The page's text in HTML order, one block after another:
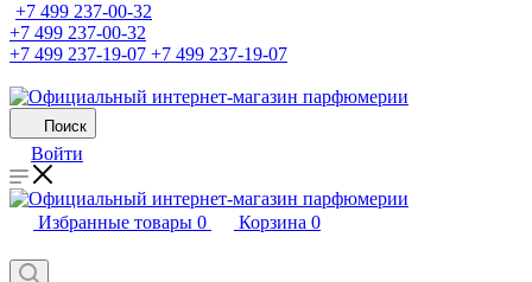
+7 499 237-00-32
+7 499 237-00-32
+7 499 237-19-07 +7 499 237-19-07
Поиск
Войти
Избранные товары 0 Корзина 0